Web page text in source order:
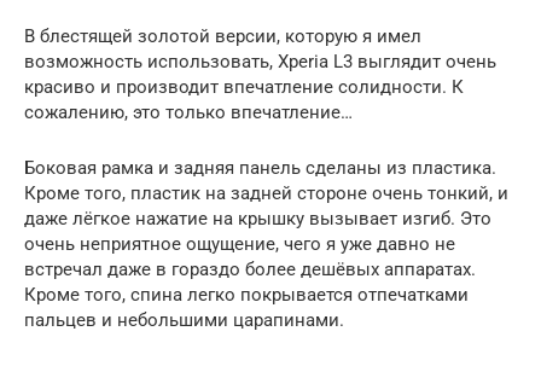
В блестящей золотой версии, которую я имел
возможность использовать, Xperia L3 выглядит очень
красиво и производит впечатление солидности. К
сожалению, это только впечатление…
Боковая рамка и задняя панель сделаны из пластика.
Кроме того, пластик на задней стороне очень тонкий, и
даже лёгкое нажатие на крышку вызывает изгиб. Это
очень неприятное ощущение, чего я уже давно не
встречал даже в гораздо более дешёвых аппаратах.
Кроме того, спина легко покрывается отпечатками
пальцев и небольшими царапинами.